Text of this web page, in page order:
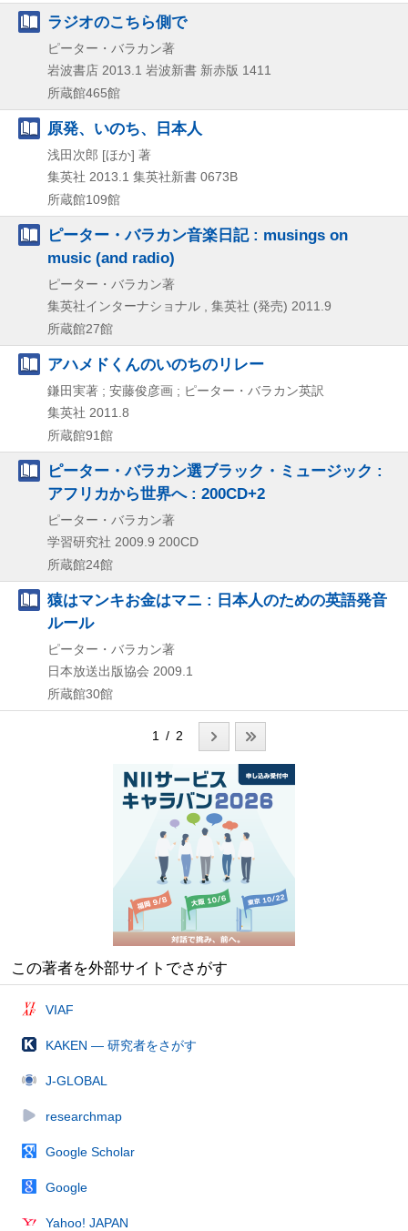
ラジオのこちら側で
ピーター・バラカン著
岩波書店 2013.1 岩波新書 新赤版 1411
所蔵館465館
原発、いのち、日本人
浅田次郎 [ほか] 著
集英社 2013.1 集英社新書 0673B
所蔵館109館
ピーター・バラカン音楽日記 : musings on
music (and radio)
ピーター・バラカン著
集英社インターナショナル , 集英社 (発売) 2011.9
所蔵館27館
アハメドくんのいのちのリレー
鎌田実著 ; 安藤俊彦画 ; ピーター・バラカン英訳
集英社 2011.8
所蔵館91館
ピーター・バラカン選ブラック・ミュージック :
アフリカから世界へ : 200CD+2
ピーター・バラカン著
学習研究社 2009.9 200CD
所蔵館24館
猿はマンキお金はマニ : 日本人のための英語発音
ルール
ピーター・バラカン著
日本放送出版協会 2009.1
所蔵館30館
1 / 2
この著者を外部サイトでさがす
VIAF
KAKEN — 研究者をさがす
J-GLOBAL
researchmap
Google Scholar
Google
Yahoo! JAPAN